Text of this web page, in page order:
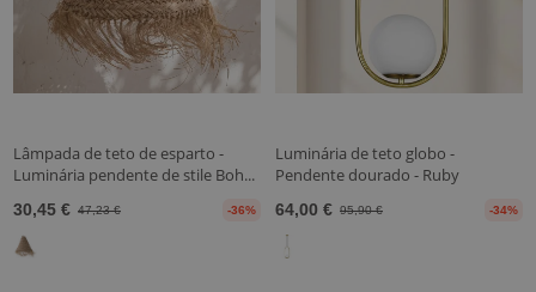
Lâmpada de teto de esparto -
Luminária pendente de stile Boh...
30,45 € 47,23 € -36%
Luminária de teto globo -
Pendente dourado - Ruby
64,00 € 95,90 € -34%